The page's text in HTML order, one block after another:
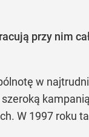
przy nim
w
W 1997 roku